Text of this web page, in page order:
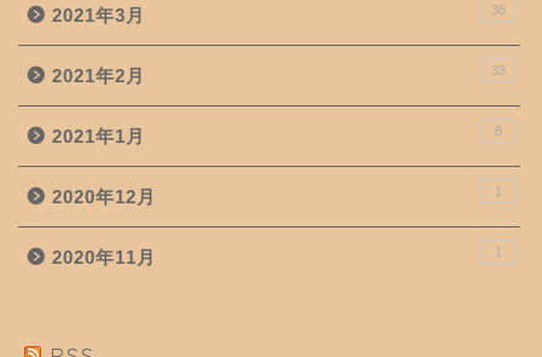
2021年3月 36
2021年2月 33
2021年1月 8
2020年12月 1
2020年11月 1